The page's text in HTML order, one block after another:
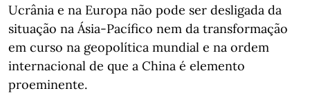
Ucrânia e na Europa não pode ser desligada da
situação na Ásia-Pacífico nem da transformação
em curso na geopolítica mundial e na ordem
internacional de que a China é elemento
proeminente.